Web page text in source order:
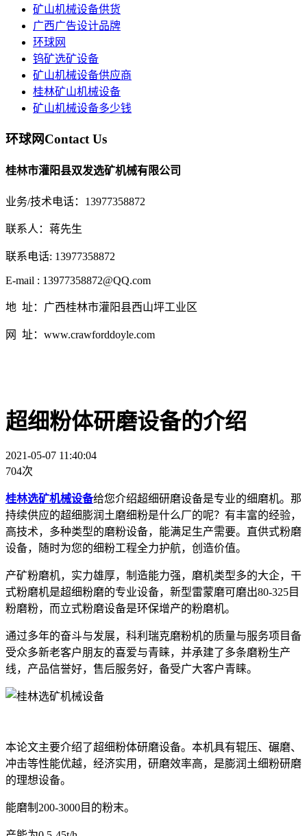
矿山机械设备供货
广西广告设计品牌
环球网
钨矿选矿设备
矿山机械设备供应商
桂林矿山机械设备
矿山机械设备多少钱
环球网Contact Us
桂林市灌阳县双发选矿机械有限公司
业务/技术电话：13977358872
联系人：蒋先生
联系电话: 13977358872
E-mail : 13977358872@QQ.com
地 址：广西桂林市灌阳县西山坪工业区
网 址：www.crawforddoyle.com
超细粉体研磨设备的介绍
2021-05-07 11:40:04
704次
桂林选矿机械设备给您介绍超细研磨设备是专业的细磨机。那
持续供应的超细膨润土磨细粉是什么厂的呢？有丰富的经验，
高技术，多种类型的磨粉设备，能满足生产需要。直供式粉磨
设备，随时为您的细粉工程全力护航，创造价值。
产矿粉磨机，实力雄厚，制造能力强，磨机类型多的大企，干
式粉磨机是超细粉磨的专业设备，新型雷蒙磨可磨出80-325目
粉磨粉，而立式粉磨设备是环保增产的粉磨机。
通过多年的奋斗与发展，科利瑞克磨粉机的质量与服务项目备
受众多新老客户朋友的喜爱与青睐，并承建了多条磨粉生产
线，产品信誉好，售后服务好，备受广大客户青睐。
本论文主要介绍了超细粉体研磨设备。本机具有辊压、碾磨、
冲击等性能优越，经济实用，研磨效率高，是膨润土细粉研磨
的理想设备。
能磨制200-3000目的粉末。